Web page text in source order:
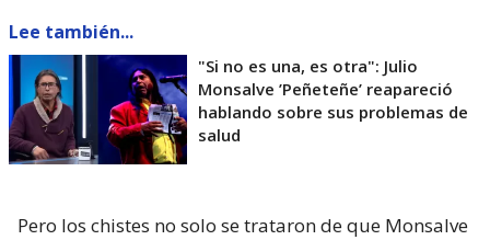
Lee también...
"Si no es una, es otra": Julio
Monsalve ’Peñeteñe’ reapareció
hablando sobre sus problemas de
salud
Pero los chistes no solo se trataron de que Monsalve